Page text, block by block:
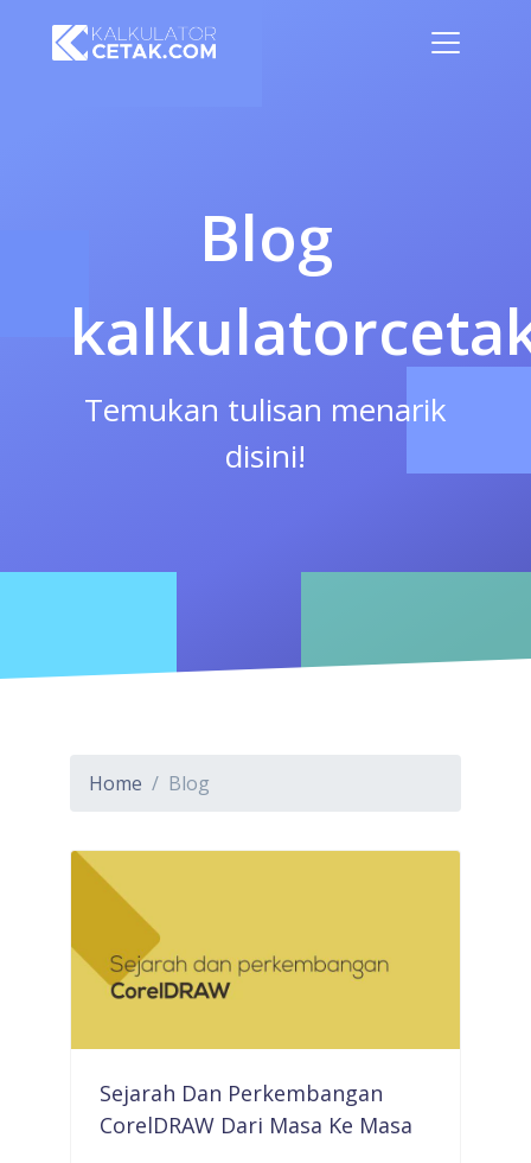
Blog
Temukan tulisan menarik
disini!
Home Blog
Sejarah Dan Perkembangan
CorelDRAW Dari Masa Ke Masa